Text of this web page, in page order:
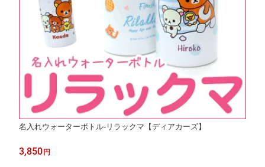
名入れウォーターボトル-リラックマ【ディアカーズ】
3,850 円